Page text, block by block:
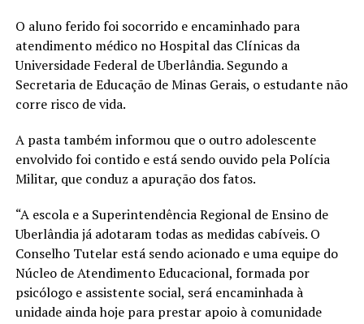
O aluno ferido foi socorrido e encaminhado para
atendimento médico no Hospital das Clínicas da
Universidade Federal de Uberlândia. Segundo a
Secretaria de Educação de Minas Gerais, o estudante não
corre risco de vida.
A pasta também informou que o outro adolescente
envolvido foi contido e está sendo ouvido pela Polícia
Militar, que conduz a apuração dos fatos.
“A escola e a Superintendência Regional de Ensino de
Uberlândia já adotaram todas as medidas cabíveis. O
Conselho Tutelar está sendo acionado e uma equipe do
Núcleo de Atendimento Educacional, formada por
psicólogo e assistente social, será encaminhada à
unidade ainda hoje para prestar apoio à comunidade